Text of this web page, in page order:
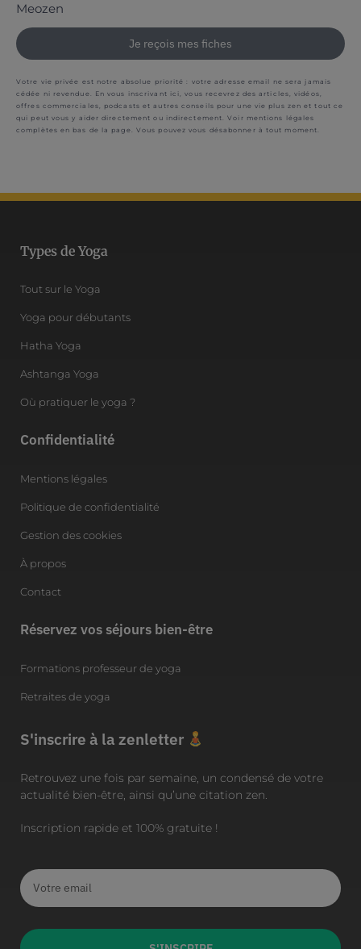
Meozen
Je reçois mes fiches
Votre vie privée est notre absolue priorité : votre adresse email ne sera jamais
cédée ni revendue. En vous inscrivant ici, vous recevrez des articles, vidéos,
offres commerciales, podcasts et autres conseils pour une vie plus zen et tout ce
qui peut vous y aider directement ou indirectement. Voir mentions légales
complètes en bas de la page. Vous pouvez vous désabonner à tout moment.
Types de Yoga
Tout sur le Yoga
Yoga pour débutants
Hatha Yoga
Ashtanga Yoga
Où pratiquer le yoga ?
Confidentialité
Mentions légales
Politique de confidentialité
Gestion des cookies
À propos
Contact
Réservez vos séjours bien-être
Formations professeur de yoga
Retraites de yoga
S'inscrire à la zenletter
Retrouvez une fois par semaine, un condensé de votre
actualité bien-être, ainsi qu’une citation zen.
Inscription rapide et 100% gratuite !